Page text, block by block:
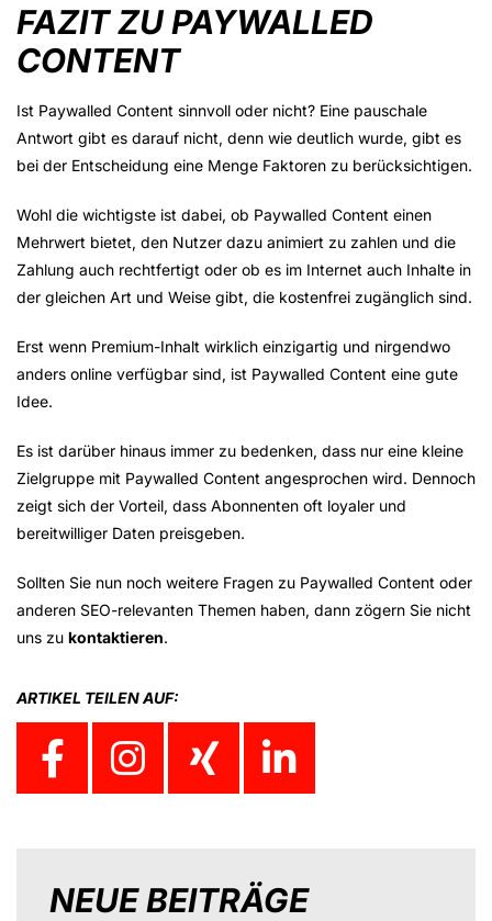
FAZIT ZU PAYWALLED
CONTENT
Ist Paywalled Content sinnvoll oder nicht? Eine pauschale
Antwort gibt es darauf nicht, denn wie deutlich wurde, gibt es
bei der Entscheidung eine Menge Faktoren zu berücksichtigen.
Wohl die wichtigste ist dabei, ob Paywalled Content einen
Mehrwert bietet, den Nutzer dazu animiert zu zahlen und die
Zahlung auch rechtfertigt oder ob es im Internet auch Inhalte in
der gleichen Art und Weise gibt, die kostenfrei zugänglich sind.
Erst wenn Premium-Inhalt wirklich einzigartig und nirgendwo
anders online verfügbar sind, ist Paywalled Content eine gute
Idee.
Es ist darüber hinaus immer zu bedenken, dass nur eine kleine
Zielgruppe mit Paywalled Content angesprochen wird. Dennoch
zeigt sich der Vorteil, dass Abonnenten oft loyaler und
bereitwilliger Daten preisgeben.
Sollten Sie nun noch weitere Fragen zu Paywalled Content oder
anderen SEO-relevanten Themen haben, dann zögern Sie nicht
uns zu kontaktieren.
ARTIKEL TEILEN AUF:
NEUE BEITRÄGE